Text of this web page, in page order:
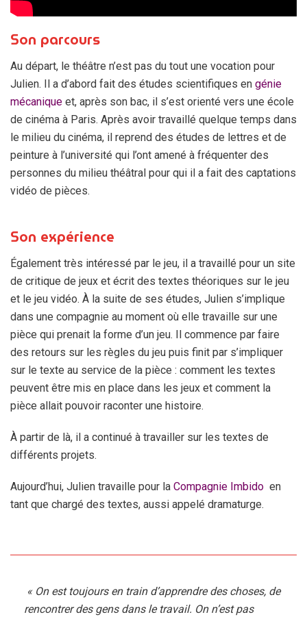
Son parcours
Au départ, le théâtre n’est pas du tout une vocation pour
Julien. Il a d’abord fait des études scientifiques en génie
mécanique et, après son bac, il s’est orienté vers une école
de cinéma à Paris. Après avoir travaillé quelque temps dans
le milieu du cinéma, il reprend des études de lettres et de
peinture à l’université qui l’ont amené à fréquenter des
personnes du milieu théâtral pour qui il a fait des captations
vidéo de pièces.
Son expérience
Également très intéressé par le jeu, il a travaillé pour un site
de critique de jeux et écrit des textes théoriques sur le jeu
et le jeu vidéo. À la suite de ses études, Julien s’implique
dans une compagnie au moment où elle travaille sur une
pièce qui prenait la forme d’un jeu. Il commence par faire
des retours sur les règles du jeu puis finit par s’impliquer
sur le texte au service de la pièce : comment les textes
peuvent être mis en place dans les jeux et comment la
pièce allait pouvoir raconter une histoire.
À partir de là, il a continué à travailler sur les textes de
différents projets.
Aujourd’hui, Julien travaille pour la Compagnie Imbido en
tant que chargé des textes, aussi appelé dramaturge.
« On est toujours en train d’apprendre des choses, de
rencontrer des gens dans le travail. On n’est pas